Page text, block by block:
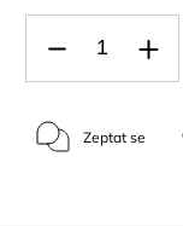
Zeptat se